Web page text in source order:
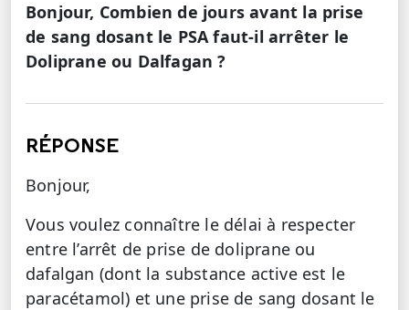
Bonjour, Combien de jours avant la prise
de sang dosant le PSA faut-il arrêter le
Doliprane ou Dalfagan ?
RÉPONSE
Bonjour,
Vous voulez connaître le délai à respecter
entre l’arrêt de prise de doliprane ou
dafalgan (dont la substance active est le
paracétamol) et une prise de sang dosant le